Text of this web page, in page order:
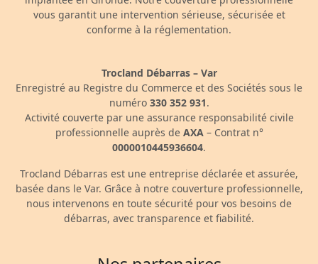
vous garantit une intervention sérieuse, sécurisée et
conforme à la réglementation.
Trocland Débarras – Var
Enregistré au Registre du Commerce et des Sociétés sous le
numéro 330 352 931.
Activité couverte par une assurance responsabilité civile
professionnelle auprès de AXA– Contrat n°
0000010445936604.
Trocland Débarras est une entreprise déclarée et assurée,
basée dans le Var. Grâce à notre couverture professionnelle,
nous intervenons en toute sécurité pour vos besoins de
débarras, avec transparence et fiabilité.